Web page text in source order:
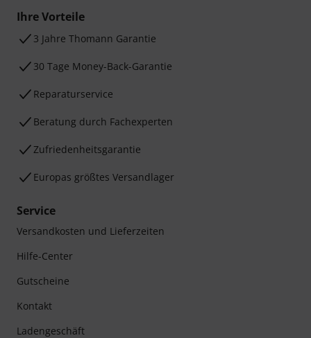
Ihre Vorteile
3 Jahre Thomann Garantie
30 Tage Money-Back-Garantie
Reparaturservice
Beratung durch Fachexperten
Zufriedenheitsgarantie
Europas größtes Versandlager
Service
Versandkosten und Lieferzeiten
Hilfe-Center
Gutscheine
Kontakt
Ladengeschäft